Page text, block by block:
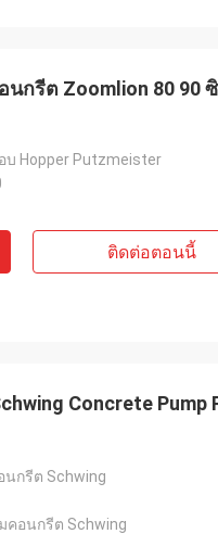
นกรีต Zoomlion 80 90
Hopper Putzmeister
ติดต่อตอนนี้
Concrete
กรีต Schwing
คอนกรีต Schwing